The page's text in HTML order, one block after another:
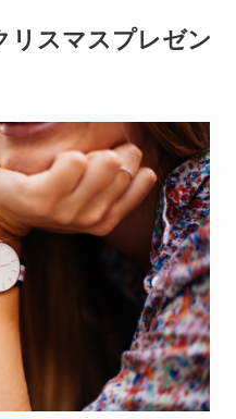
リスマスプレゼン